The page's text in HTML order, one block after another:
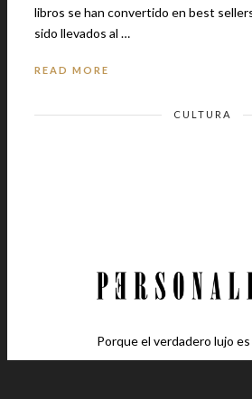
libros se han convertido en best
sido llevados al …
READ MORE
CULTURA
Porque el verdadero lujo